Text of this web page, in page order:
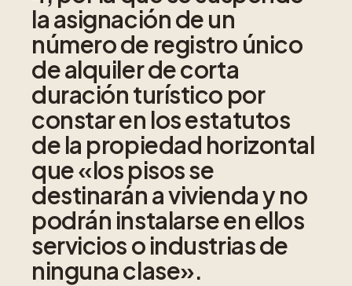
la asignación de un
número de registro único
de alquiler de corta
duración turístico por
constar en los estatutos
de la propiedad horizontal
que «los pisos se
destinarán a vivienda y no
podrán instalarse en ellos
servicios o industrias de
ninguna clase».